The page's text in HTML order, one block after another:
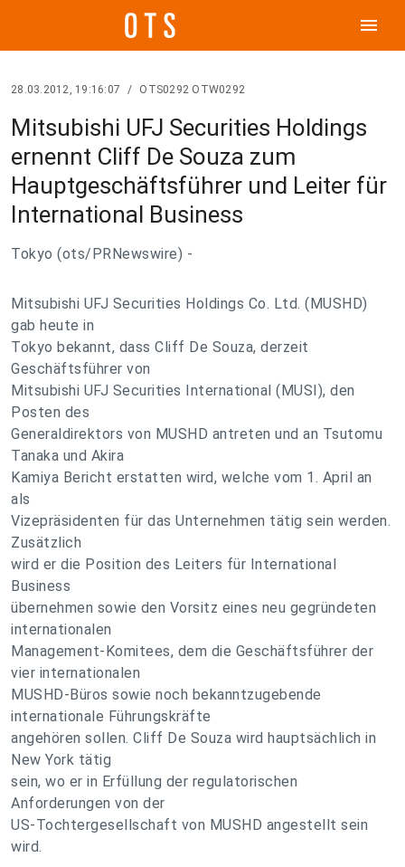
menu
28.03.2012, 19:16:07 / OTS0292 OTW0292
Mitsubishi UFJ Securities Holdings
ernennt Cliff De Souza zum
Hauptgeschäftsführer und Leiter für
International Business
Tokyo (ots/PRNewswire) -
Mitsubishi UFJ Securities Holdings Co. Ltd. (MUSHD)
gab heute in
Tokyo bekannt, dass Cliff De Souza, derzeit
Geschäftsführer von
Mitsubishi UFJ Securities International (MUSI), den
Posten des
Generaldirektors von MUSHD antreten und an Tsutomu
Tanaka und Akira
Kamiya Bericht erstatten wird, welche vom 1. April an
als
Vizepräsidenten für das Unternehmen tätig sein werden.
Zusätzlich
wird er die Position des Leiters für International
Business
übernehmen sowie den Vorsitz eines neu gegründeten
internationalen
Management-Komitees, dem die Geschäftsführer der
vier internationalen
MUSHD-Büros sowie noch bekanntzugebende
internationale Führungskräfte
angehören sollen. Cliff De Souza wird hauptsächlich in
New York tätig
sein, wo er in Erfüllung der regulatorischen
Anforderungen von der
US-Tochtergesellschaft von MUSHD angestellt sein
wird.